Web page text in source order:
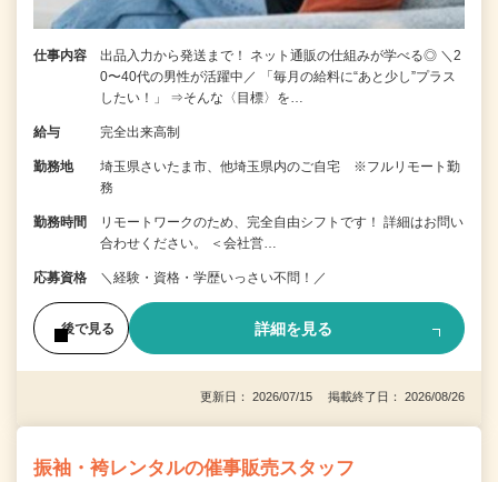
仕事内容
出品入力から発送まで！ ネット通販の仕組みが学べる◎ ＼2
0〜40代の男性が活躍中／ 「毎月の給料に“あと少し”プラス
したい！」 ⇒そんな〈目標〉を…
給与 完全出来高制
勤務地
埼玉県さいたま市、他埼玉県内のご自宅 ※フルリモート勤
務
勤務時間
リモートワークのため、完全自由シフトです！ 詳細はお問い
合わせください。 ＜会社営…
応募資格 ＼経験・資格・学歴いっさい不問！／
後で見る 詳細を見る
更新日： 2026/07/15 掲載終了日： 2026/08/26
振袖・袴レンタルの催事販売スタッフ